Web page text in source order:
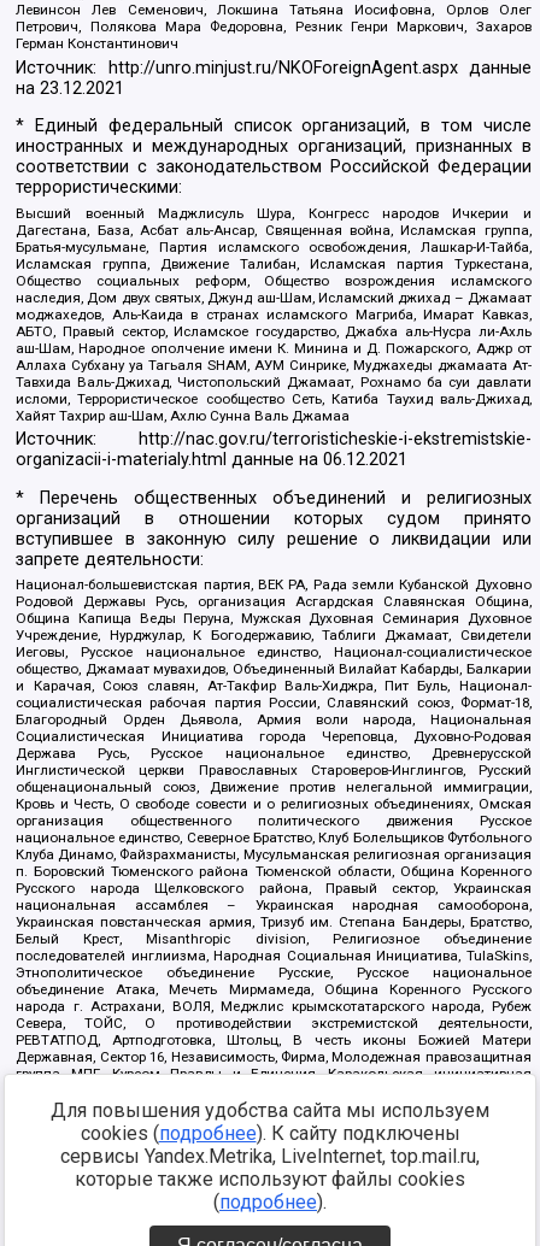
Левинсон Лев Семенович, Локшина Татьяна Иосифовна, Орлов Олег
Петрович, Полякова Мара Федоровна, Резник Генри Маркович, Захаров
Герман Константинович
Источник: http://unro.minjust.ru/NKOForeignAgent.aspxданные
на23.12.2021
* Единый федеральный список организаций, в том числе
иностранных и международных организаций, признанных в
соответствии с законодательством Российской Федерации
террористическими:
Высший военный Маджлисуль Шура, Конгресс народов Ичкерии и
Дагестана, База, Асбат аль-Ансар, Священная война, Исламская группа,
Братья-мусульмане, Партия исламского освобождения, Лашкар-И-Тайба,
Исламская группа, Движение Талибан, Исламская партия Туркестана,
Общество социальных реформ, Общество возрождения исламского
наследия, Дом двух святых, Джунд аш-Шам, Исламский джихад – Джамаат
моджахедов, Аль-Каида в странах исламского Магриба, Имарат Кавказ,
АБТО, Правый сектор, Исламское государство, Джабха аль-Нусра ли-Ахль
аш-Шам, Народное ополчение имени К. Минина и Д. Пожарского, Аджр от
Аллаха Субхану уа Тагьаля SHAM, АУМ Синрике, Муджахеды джамаата Ат-
Тавхида Валь-Джихад, Чистопольский Джамаат, Рохнамо ба суи давлати
исломи, Террористическое сообщество Сеть, Катиба Таухид валь-Джихад,
Хайят Тахрир аш-Шам, Ахлю Сунна Валь Джамаа
Источник:
http://nac.gov.ru/terroristicheskie-i-ekstremistskie-
organizacii-i-materialy.html данные на06.12.2021
* Перечень общественных объединений и религиозных
организаций в отношении которых судом принято
вступившее в законную силу решение о ликвидации или
запрете деятельности:
Национал-большевистская партия, ВЕК РА, Рада земли Кубанской Духовно
Родовой Державы Русь, организация Асгардская Славянская Община,
Община Капища Веды Перуна, Мужская Духовная Семинария Духовное
Учреждение, Нурджулар, К Богодержавию, Таблиги Джамаат, Свидетели
Иеговы, Русское национальное единство, Национал-социалистическое
общество, Джамаат мувахидов, Объединенный Вилайат Кабарды, Балкарии
и Карачая, Союз славян, Ат-Такфир Валь-Хиджра, Пит Буль, Национал-
социалистическая рабочая партия России, Славянский союз, Формат-18,
Благородный Орден Дьявола, Армия воли народа, Национальная
Социалистическая Инициатива города Череповца, Духовно-Родовая
Держава Русь, Русское национальное единство, Древнерусской
Инглистической церкви Православных Староверов-Инглингов, Русский
общенациональный союз, Движение против нелегальной иммиграции,
Кровь и Честь, О свободе совести и о религиозных объединениях, Омская
организация общественного политического движения Русское
национальное единство, Северное Братство, Клуб Болельщиков Футбольного
Клуба Динамо, Файзрахманисты, Мусульманская религиозная организация
п. Боровский Тюменского района Тюменской области, Община Коренного
Русского народа Щелковского района, Правый сектор, Украинская
национальная ассамблея – Украинская народная самооборона,
Украинская повстанческая армия, Тризуб им. Степана Бандеры, Братство,
Белый Крест, Misanthropic division, Религиозное объединение
последователей инглиизма, Народная Социальная Инициатива, TulaSkins,
Этнополитическое объединение Русские, Русское национальное
объединение Атака, Мечеть Мирмамеда, Община Коренного Русского
народа г. Астрахани, ВОЛЯ, Меджлис крымскотатарского народа, Рубеж
Севера, ТОЙС, О противодействии экстремистской деятельности,
РЕВТАТПОД, Артподготовка, Штольц, В честь иконы Божией Матери
Державная, Сектор 16, Независимость, Фирма, Молодежная правозащитная
группа МПГ, Курсом Правды и Единения, Каракольская инициативная
Благотворительный пансионат Ак Умут, Русская республика Русь,
Арестантское уголовное единство, Башкорт, Нация и свобода, W.H.С., Фалунь
Дафа, Иртыш Ultras, Русский Патриотический клуб-Новокузнецк/РПК,
Сибирский державный союз, Фонд борьбы с коррупцией, Фонд защиты прав
граждан, Штабы Навального, Совет граждан СССР Прикубанского округа г.
https://minjust.gov.ru/ru/documents/7822/
Для повышения удобства сайта мы используем
cookies (подробнее). К сайту подключены
сервисы Yandex.Metrika, LiveInternet, top.mail.ru,
которые также используют файлы cookies
(подробнее).